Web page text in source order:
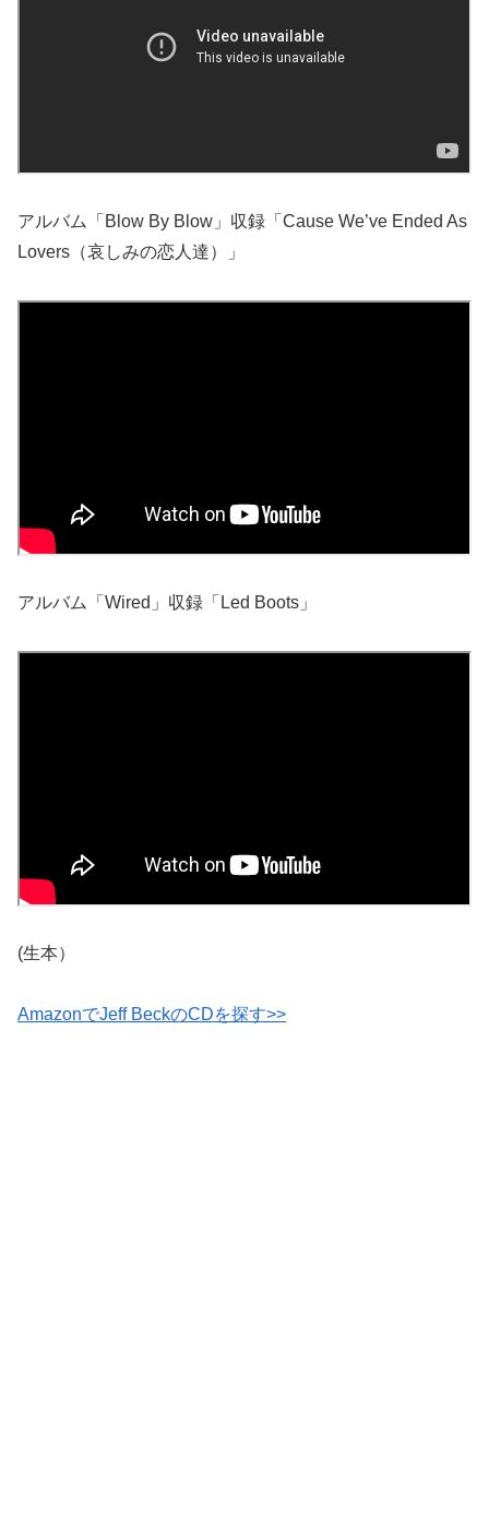
アルバム「Blow By Blow」収録「Cause We’ve Ended As
Lovers（哀しみの恋人達）」
アルバム「Wired」収録「Led Boots」
(生本）
AmazonでJeff BeckのCDを探す>>